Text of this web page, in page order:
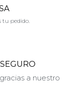
tu pedido.
a nuestro